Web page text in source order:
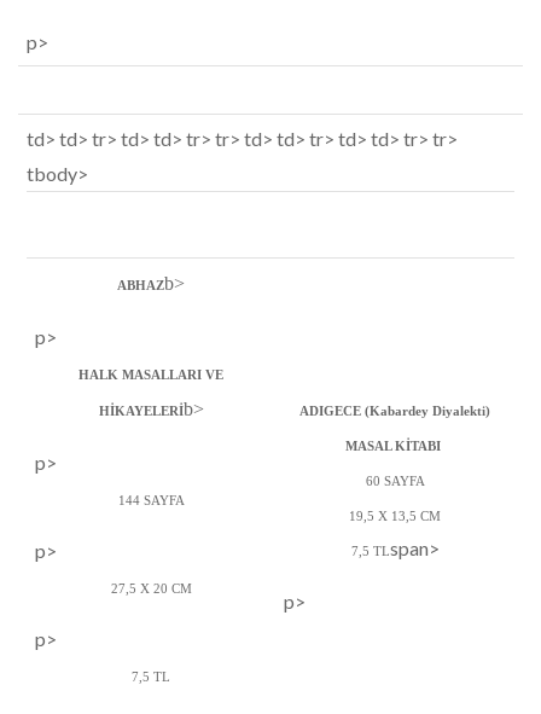
p>
td> td> tr> td> td> tr> tr> td> td> tr> td> td> tr> tr>
tbody>
ABHAZb>
p>
HALK MASALLARI VE
HİKAYELERİb>
p>
144 SAYFA
p>
27,5 X 20 CM
p>
7,5 TL
ADIGECE (Kabardey Diyalekti)
MASAL KİTABI
60 SAYFA
19,5 X 13,5 CM
7,5 TLspan>
p>